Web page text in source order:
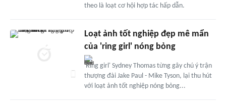
theo là loạt cơ hội hợp tác hấp dẫn.
Loạt ảnh tốt nghiệp đẹp mê mẩn
của 'ring girl' nóng bỏng
'Ring girl' Sydney Thomas từng gây chú ý trận
thượng đài Jake Paul - Mike Tyson, lại thu hút
với loạt ảnh tốt nghiệp nóng bỏng...